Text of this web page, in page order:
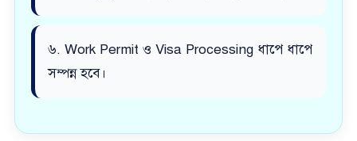
৬. Work Permit ও Visa Processing ধাপে ধাপে
সম্পন্ন হবে।